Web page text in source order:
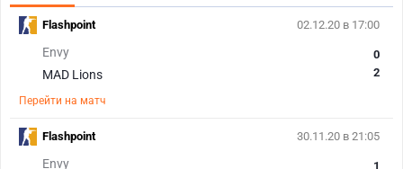
02.12.20 в 17:00
Envy
MAD Lions
0
2
Перейти на матч
Flashpoint
30.11.20 в 21:05
Envy
1
Flashpoint